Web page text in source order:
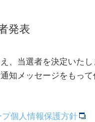
発表
、当選者を決定いたし
知メッセージをもって
個人情報保護方針